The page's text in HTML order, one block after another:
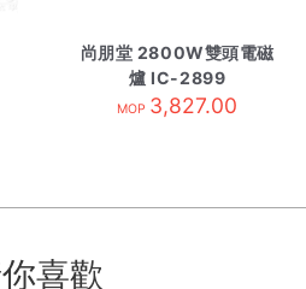
尚朋堂 2800W雙頭電磁
爐 IC-2899
MOP 3,827.00
喜歡